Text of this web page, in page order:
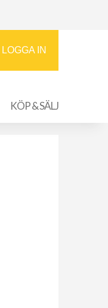
LOGGA IN
KÖP & SÄLJ